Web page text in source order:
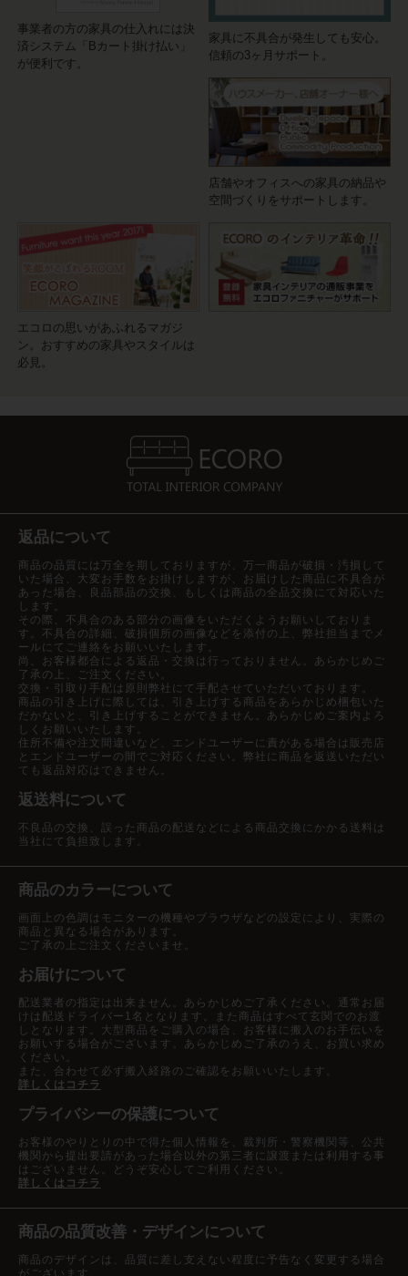
事業者の方の家具の仕入れには決
済システム「Bカート掛け払い」
が便利です。
家具に不具合が発生しても安心。
信頼の3ヶ月サポート。
店舗やオフィスへの家具の納品や
空間づくりをサポートします。
エコロの思いがあふれるマガジ
ン。おすすめの家具やスタイルは
必見。
返品について
商品の品質には万全を期しておりますが、万一商品が破損・汚損して
いた場合、大変お手数をお掛けしますが、お届けした商品に不具合が
あった場合、良品部品の交換、もしくは商品の全品交換にて対応いた
します。
その際、不具合のある部分の画像をいただくようお願いしておりま
す。不具合の詳細、破損個所の画像などを添付の上、弊社担当までメ
ールにてご連絡をお願いいたします。
尚、お客様都合による返品・交換は行っておりません。あらかじめご
了承の上、ご注文ください。
交換・引取り手配は原則弊社にて手配させていただいております。
商品の引き上げに際しては、引き上げする商品をあらかじめ梱包いた
だかないと、引き上げすることができません。あらかじめご案内よろ
しくお願いいたします。
住所不備や注文間違いなど、エンドユーザーに責がある場合は販売店
とエンドユーザーの間でご対応ください。弊社に商品を返送いただい
ても返品対応はできません。
返送料について
不良品の交換、誤った商品の配送などによる商品交換にかかる送料は
当社にて負担致します。
商品のカラーについて
画面上の色調はモニターの機種やブラウザなどの設定により、実際の
商品と異なる場合があります。
ご了承の上ご注文くださいませ。
お届けについて
配送業者の指定は出来ません。あらかじめご了承ください。通常お届
けは配送ドライバー1名となります。また商品はすべて玄関でのお渡
しとなります。大型商品をご購入の場合、お客様に搬入のお手伝いを
お願いする場合がございます。あらかじめご了承のうえ、お買い求め
ください。
また、合わせて必ず搬入経路のご確認をお願いいたします。
詳しくはコチラ
プライバシーの保護について
お客様のやりとりの中で得た個人情報を、裁判所・警察機関等、公共
機関から提出要請があった場合以外の第三者に譲渡または利用する事
はございません。どうぞ安心してご利用ください。
詳しくはコチラ
商品の品質改善・デザインについて
商品のデザインは、品質に差し支えない程度に予告なく変更する場合
がございます。